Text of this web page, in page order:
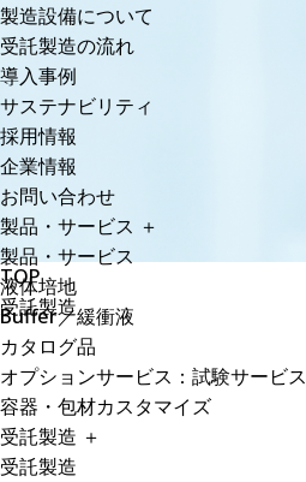
製造設備について
受託製造の流れ
導入事例
サステナビリティ
採用情報
企業情報
お問い合わせ
製品・サービス ＋
製品・サービス
液体培地
Buffer／緩衝液
カタログ品
オプションサービス：試験サービス
容器・包材カスタマイズ
受託製造 ＋
受託製造
TOP
受託製造